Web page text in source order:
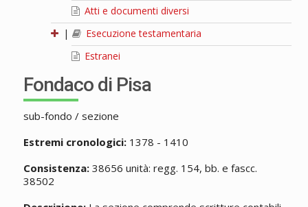
Atti e documenti diversi
|
Esecuzione testamentaria
Estranei
Fondaco di Pisa
sub-fondo / sezione
Estremi cronologici:1378 - 1410
Consistenza:38656 unità: regg. 154, bb. e fascc.
38502